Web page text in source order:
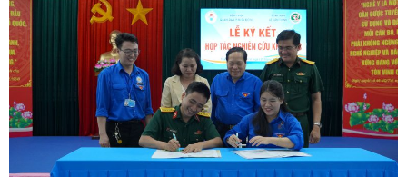
Sinh hoạt chuyên môn: Cập nhật chẩn đoán, điều trị, dự phòng bệnh
não mô cầu và Chia sẻ thực hành từ Phòng Tiêm chủng Bệnh viện Quân
Dân Y Miền Đông
15/01/2026
NGHIÊN CỨU KHOA HỌC